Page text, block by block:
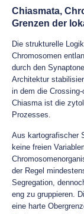
Chiasmata,
Grenzen der
Die strukturelle
Chromosomen
durch den
Architektur
in dem die
Chiasma ist die
Prozesses.
Aus kartografischer
keine freien
der Regel
Segregation,
eng zu gruppieren.
eine harte